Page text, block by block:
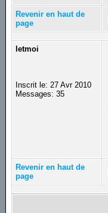
Revenir en haut de
page
letmoi
Inscrit le: 27 Avr 2010
Messages: 35
Revenir en haut de
page